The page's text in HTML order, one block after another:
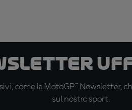
come la MotoGP™
sul nostro sport.